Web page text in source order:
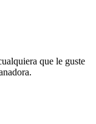
que le guste